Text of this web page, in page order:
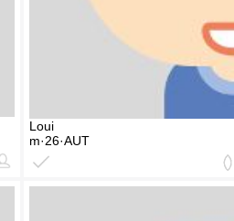
Loui
m·26·AUT